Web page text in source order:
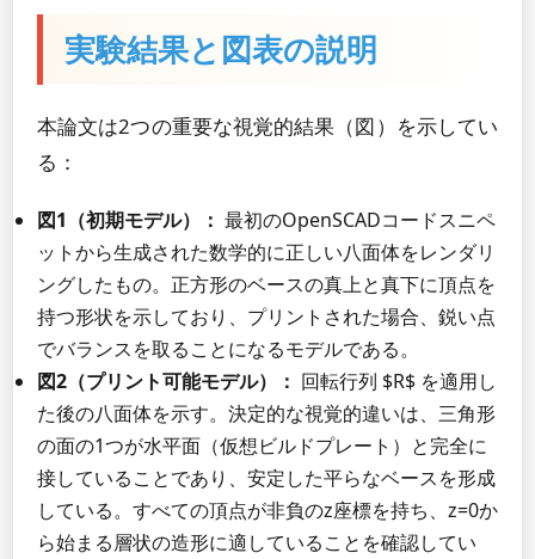
実験結果と図表の説明
本論文は2つの重要な視覚的結果（図）を示してい
る：
図1（初期モデル）： 最初のOpenSCADコードスニペ
ットから生成された数学的に正しい八面体をレンダリ
ングしたもの。正方形のベースの真上と真下に頂点を
持つ形状を示しており、プリントされた場合、鋭い点
でバランスを取ることになるモデルである。
図2（プリント可能モデル）： 回転行列 $R$ を適用し
た後の八面体を示す。決定的な視覚的違いは、三角形
の面の1つが水平面（仮想ビルドプレート）と完全に
接していることであり、安定した平らなベースを形成
している。すべての頂点が非負のz座標を持ち、z=0か
ら始まる層状の造形に適していることを確認してい